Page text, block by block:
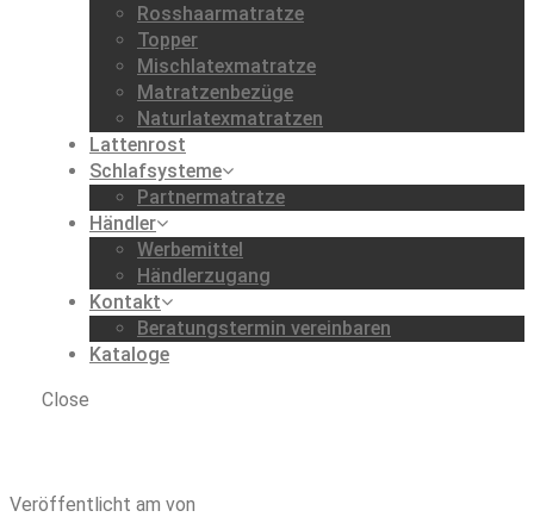
Rosshaarmatratze
Topper
Mischlatexmatratze
Matratzenbezüge
Naturlatexmatratzen
Lattenrost
Schlafsysteme
Partnermatratze
Händler
Werbemittel
Händlerzugang
Kontakt
Beratungstermin vereinbaren
Kataloge
Close
Veröffentlicht am von